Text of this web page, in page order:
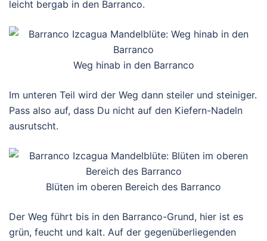
leicht bergab in den Barranco.
Weg hinab in den Barranco
Im unteren Teil wird der Weg dann steiler und steiniger.
Pass also auf, dass Du nicht auf den Kiefern-Nadeln
ausrutscht.
Blüten im oberen Bereich des Barranco
Der Weg führt bis in den Barranco-Grund, hier ist es
grün, feucht und kalt. Auf der gegenüberliegenden